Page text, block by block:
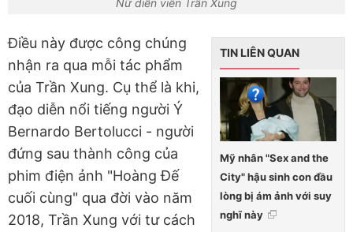
Nữ diễn viên Trần Xung
TIN LIÊN QUAN
Mỹ nhân "Sex and the
City" hậu sinh con đầu
lòng bị ám ảnh với suy
nghĩ này
Điều này được công chúng
nhận ra qua mỗi tác phẩm
của Trần Xung. Cụ thể là khi,
đạo diễn nổi tiếng người Ý
Bernardo Bertolucci - người
đứng sau thành công của
phim điện ảnh "Hoàng Đế
cuối cùng" qua đời vào năm
2018, Trần Xung với tư cách